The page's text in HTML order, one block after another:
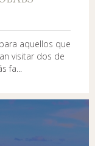
aquellos que
visitar dos de
fa...